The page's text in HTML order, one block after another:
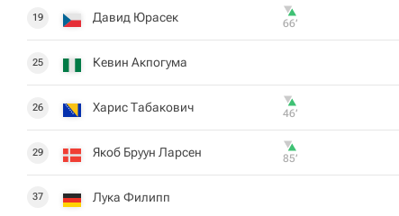
19 Давид Юрасек 66‎’‎
25 Кевин Акпогума
26 Харис Табакович 46‎’‎
29 Якоб Бруун Ларсен 85‎’‎
37 Лука Филипп